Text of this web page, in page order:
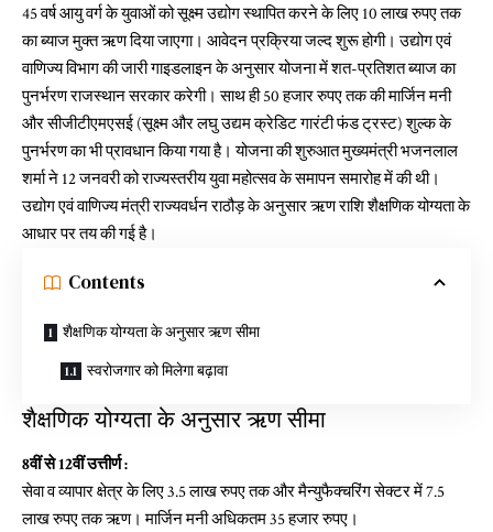
45 वर्ष आयु वर्ग के युवाओं को सूक्ष्म उद्योग स्थापित करने के लिए 10 लाख रुपए तक
का ब्याज मुक्त ऋण दिया जाएगा। आवेदन प्रक्रिया जल्द शुरू होगी। उद्योग एवं
वाणिज्य विभाग की जारी गाइडलाइन के अनुसार योजना में शत-प्रतिशत ब्याज का
पुनर्भरण राजस्थान सरकार करेगी। साथ ही 50 हजार रुपए तक की मार्जिन मनी
और सीजीटीएमएसई (सूक्ष्म और लघु उद्यम क्रेडिट गारंटी फंड ट्रस्ट) शुल्क के
पुनर्भरण का भी प्रावधान किया गया है। योजना की शुरुआत मुख्यमंत्री भजनलाल
शर्मा ने 12 जनवरी को राज्यस्तरीय युवा महोत्सव के समापन समारोह में की थी।
उद्योग एवं वाणिज्य मंत्री राज्यवर्धन राठौड़ के अनुसार ऋण राशि शैक्षणिक योग्यता के
आधार पर तय की गई है।
Contents
शैक्षणिक योग्यता के अनुसार ऋण सीमा
स्वरोजगार को मिलेगा बढ़ावा
शैक्षणिक योग्यता के अनुसार ऋण सीमा
8वीं से 12वीं उत्तीर्ण :
सेवा व व्यापार क्षेत्र के लिए 3.5 लाख रुपए तक और मैन्युफैक्चरिंग सेक्टर में 7.5
लाख रुपए तक ऋण। मार्जिन मनी अधिकतम 35 हजार रुपए।